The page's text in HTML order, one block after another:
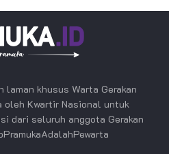
laman khusus Warta Gerakan
oleh Kwartir Nasional untuk
dari seluruh anggota Gerakan